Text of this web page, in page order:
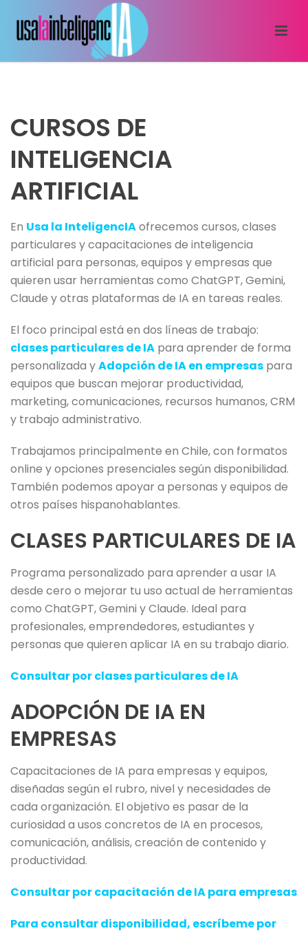
CURSOS DE
INTELIGENCIA
ARTIFICIAL
En Usa la InteligencIAofrecemos cursos, clases
particulares y capacitaciones de inteligencia
artificial para personas, equipos y empresas que
quieren usar herramientas como ChatGPT, Gemini,
Claude y otras plataformas de IA en tareas reales.
El foco principal está en dos líneas de trabajo:
clases particulares de IA para aprender de forma
personalizada yAdopción de IA en empresas para
equipos que buscan mejorar productividad,
marketing, comunicaciones, recursos humanos, CRM
y trabajo administrativo.
Trabajamos principalmente en Chile, con formatos
online y opciones presenciales según disponibilidad.
También podemos apoyar a personas y equipos de
otros países hispanohablantes.
CLASES PARTICULARES DE IA
Programa personalizado para aprender a usar IA
desde cero o mejorar tu uso actual de herramientas
como ChatGPT, Gemini y Claude. Ideal para
profesionales, emprendedores, estudiantes y
personas que quieren aplicar IA en su trabajo diario.
Consultar por clases particulares de IA
ADOPCIÓN DE IA EN
EMPRESAS
Capacitaciones de IA para empresas y equipos,
diseñadas según el rubro, nivel y necesidades de
cada organización. El objetivo es pasar de la
curiosidad a usos concretos de IA en procesos,
comunicación, análisis, creación de contenido y
productividad.
Consultar por capacitación de IA para empresas
Para consultar disponibilidad, escríbeme por